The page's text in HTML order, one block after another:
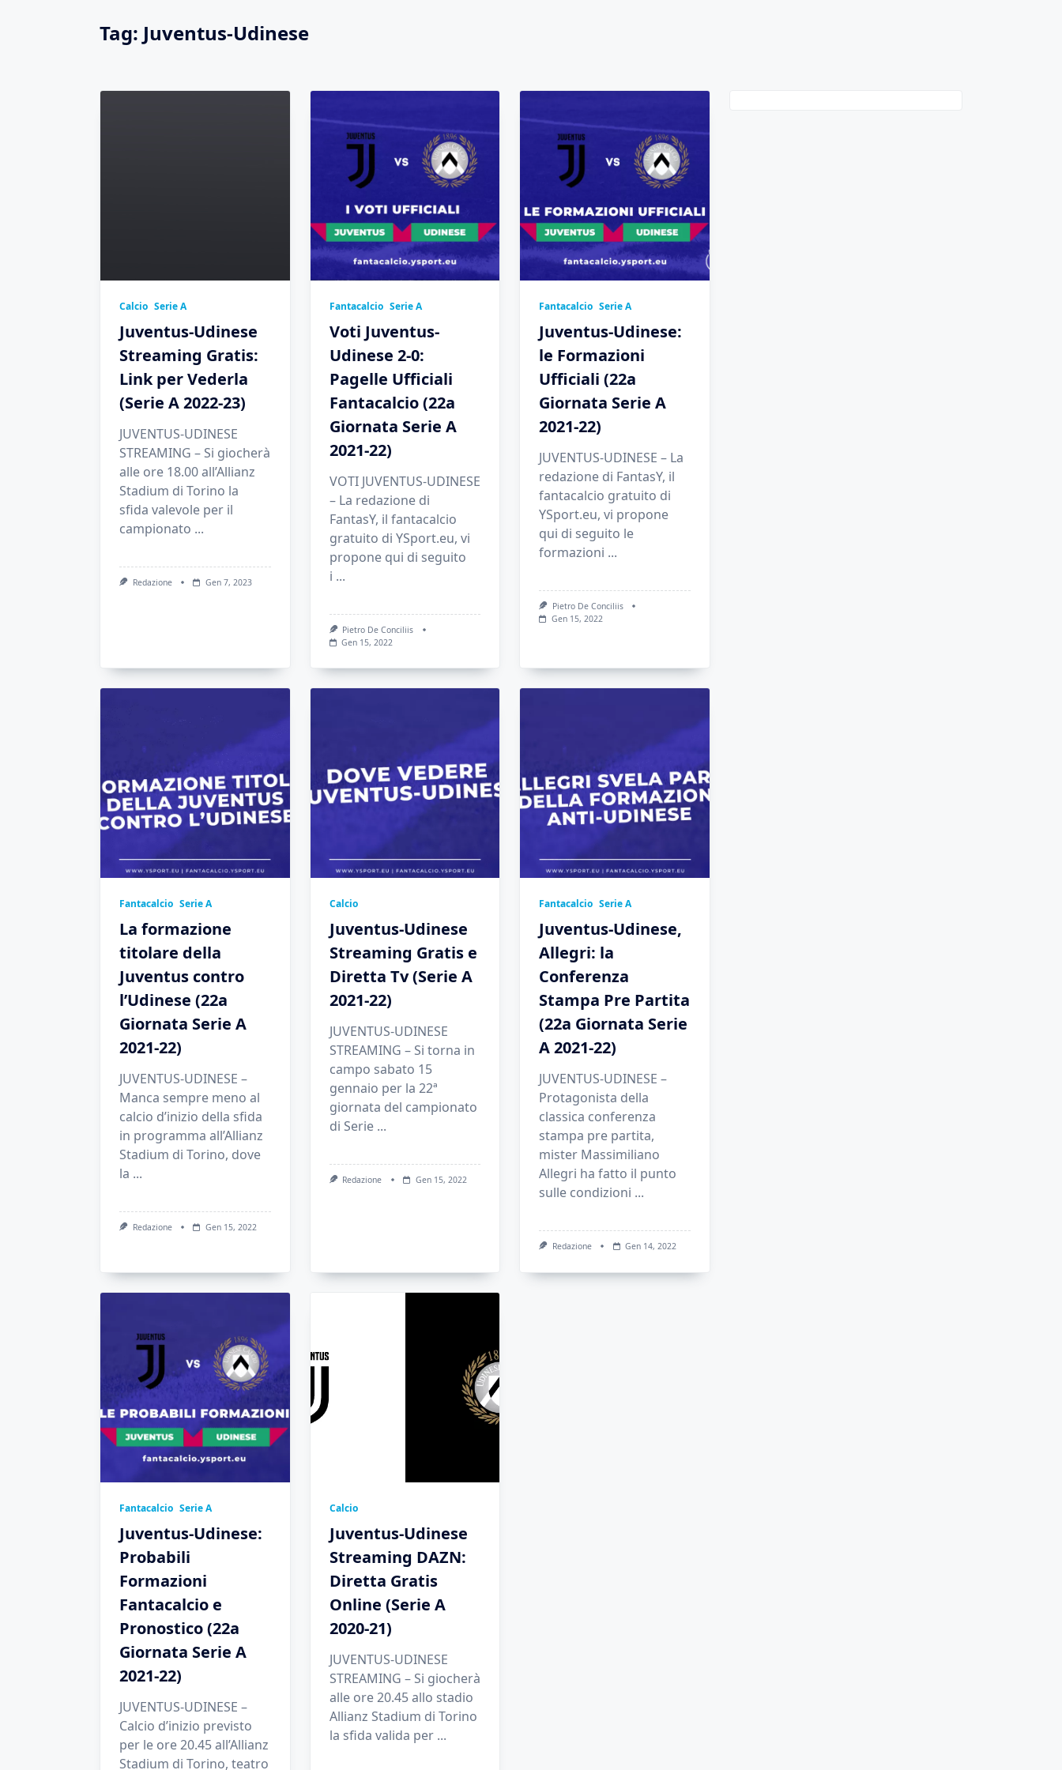
Tag: Juventus-Udinese
Calcio Serie A
Juventus-Udinese
Streaming Gratis:
Link per Vederla
(Serie A 2022-23)
JUVENTUS-UDINESE
STREAMING – Si giocherà
alle ore 18.00 all’Allianz
Stadium di Torino la
sfida valevole per il
campionato ...
Redazione Gen 7, 2023
Fantacalcio Serie A
Voti Juventus-
Udinese 2-0:
Pagelle Ufficiali
Fantacalcio (22a
Giornata Serie A
2021-22)
VOTI JUVENTUS-UDINESE
– La redazione di
FantasY, il fantacalcio
gratuito di YSport.eu, vi
propone qui di seguito
i ...
Pietro De Conciliis
Gen 15, 2022
Fantacalcio Serie A
Juventus-Udinese:
le Formazioni
Ufficiali (22a
Giornata Serie A
2021-22)
JUVENTUS-UDINESE – La
redazione di FantasY, il
fantacalcio gratuito di
YSport.eu, vi propone
qui di seguito le
formazioni ...
Pietro De Conciliis
Gen 15, 2022
Fantacalcio Serie A
La formazione
titolare della
Juventus contro
l’Udinese (22a
Giornata Serie A
2021-22)
JUVENTUS-UDINESE –
Manca sempre meno al
calcio d’inizio della sfida
in programma all’Allianz
Stadium di Torino, dove
la ...
Redazione Gen 15, 2022
Calcio
Juventus-Udinese
Streaming Gratis e
Diretta Tv (Serie A
2021-22)
JUVENTUS-UDINESE
STREAMING – Si torna in
campo sabato 15
gennaio per la 22ª
giornata del campionato
di Serie ...
Redazione Gen 15, 2022
Fantacalcio Serie A
Juventus-Udinese,
Allegri: la
Conferenza
Stampa Pre Partita
(22a Giornata Serie
A 2021-22)
JUVENTUS-UDINESE –
Protagonista della
classica conferenza
stampa pre partita,
mister Massimiliano
Allegri ha fatto il punto
sulle condizioni ...
Redazione Gen 14, 2022
Fantacalcio Serie A
Juventus-Udinese:
Probabili
Formazioni
Fantacalcio e
Pronostico (22a
Giornata Serie A
2021-22)
JUVENTUS-UDINESE –
Calcio d’inizio previsto
per le ore 20.45 all’Allianz
Stadium di Torino, teatro
Calcio
Juventus-Udinese
Streaming DAZN:
Diretta Gratis
Online (Serie A
2020-21)
JUVENTUS-UDINESE
STREAMING – Si giocherà
alle ore 20.45 allo stadio
Allianz Stadium di Torino
la sfida valida per ...